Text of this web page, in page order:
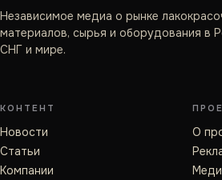
Независимое медиа о рынке
материалов, сырья и оборудования в
СНГ и мире.
КОНТЕНТ
Новости
Статьи
Компании
О